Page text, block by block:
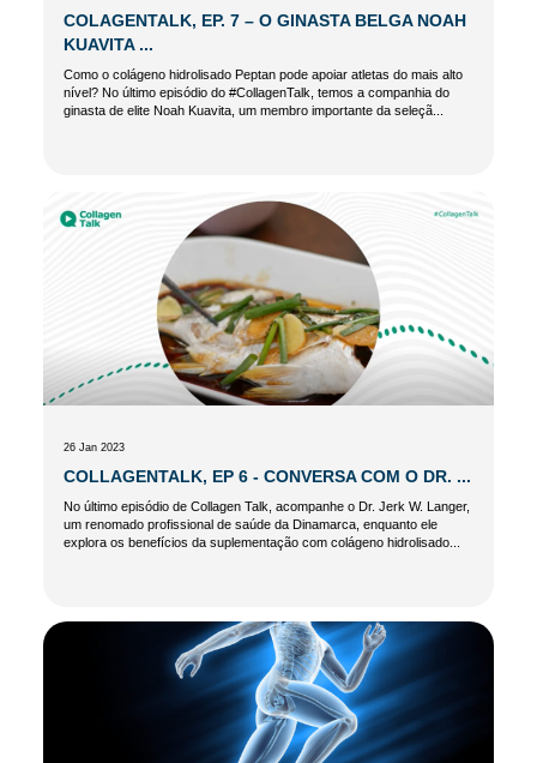
COLAGENTALK, EP. 7 – O GINASTA BELGA NOAH
KUAVITA ...
Como o colágeno hidrolisado Peptan pode apoiar atletas do mais alto
nível? No último episódio do #CollagenTalk, temos a companhia do
ginasta de elite Noah Kuavita, um membro importante da seleçã...
26 Jan 2023
COLLAGENTALK, EP 6 - CONVERSA COM O DR. ...
No último episódio de Collagen Talk, acompanhe o Dr. Jerk W. Langer,
um renomado profissional de saúde da Dinamarca, enquanto ele
explora os benefícios da suplementação com colágeno hidrolisado...